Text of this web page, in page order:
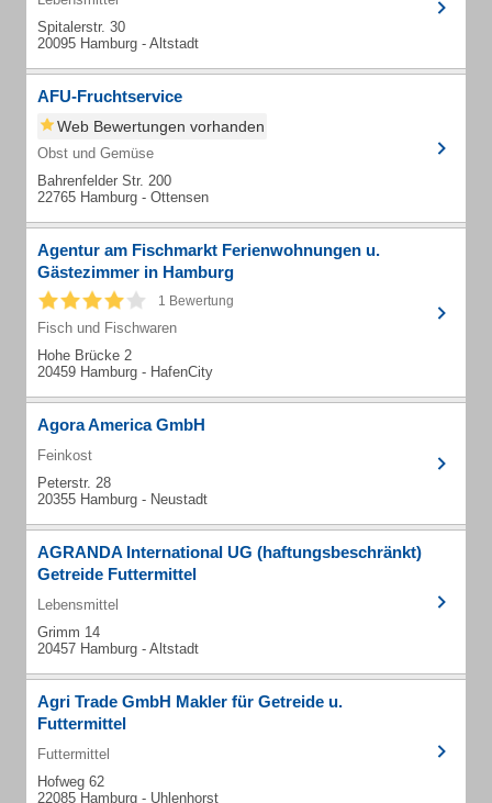
Spitalerstr. 30
20095 Hamburg - Altstadt
AFU-Fruchtservice
Web Bewertungen vorhanden
Obst und Gemüse
Bahrenfelder Str. 200
22765 Hamburg - Ottensen
Agentur am Fischmarkt Ferienwohnungen u.
Gästezimmer in Hamburg
1 Bewertung
Fisch und Fischwaren
Hohe Brücke 2
20459 Hamburg - HafenCity
Agora America GmbH
Feinkost
Peterstr. 28
20355 Hamburg - Neustadt
AGRANDA International UG (haftungsbeschränkt)
Getreide Futtermittel
Lebensmittel
Grimm 14
20457 Hamburg - Altstadt
Agri Trade GmbH Makler für Getreide u.
Futtermittel
Futtermittel
Hofweg 62
22085 Hamburg - Uhlenhorst